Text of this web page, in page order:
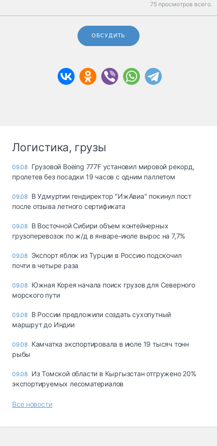
75 просмотров всего.
ОБСУДИТЬ
Логистика, грузы
09.08 Грузовой Boeing 777F установил мировой рекорд,
пролетев без посадки 19 часов с одним паллетом
09.08 В Удмуртии гендиректор "ИжАвиа" покинул пост
после отзыва летного сертификата
09.08 В Восточной Сибири объем контейнерных
грузоперевозок по ж/д в январе-июле вырос на 7,7%
09.08 Экспорт яблок из Турции в Россию подскочил
почти в четыре раза
09.08 Южная Корея начала поиск грузов для Северного
морского пути
09.08 В России предложили создать сухопутный
маршрут до Индии
09.08 Камчатка экспортировала в июле 19 тысяч тонн
рыбы
09.08 Из Томской области в Кыргызстан отгружено 20%
экспортируемых лесоматериалов
Все новости